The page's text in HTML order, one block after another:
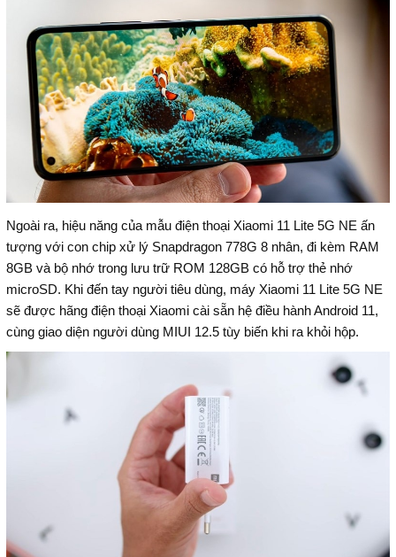
Ngoài ra, hiệu năng của mẫu điện thoại Xiaomi 11 Lite 5G NE ấn
tượng với con chip xử lý Snapdragon 778G 8 nhân, đi kèm RAM
8GB và bộ nhớ trong lưu trữ ROM 128GB có hỗ trợ thẻ nhớ
microSD. Khi đến tay người tiêu dùng, máy Xiaomi 11 Lite 5G NE
sẽ được hãng điện thoại Xiaomi cài sẵn hệ điều hành Android 11,
cùng giao diện người dùng MIUI 12.5 tùy biến khi ra khỏi hộp.